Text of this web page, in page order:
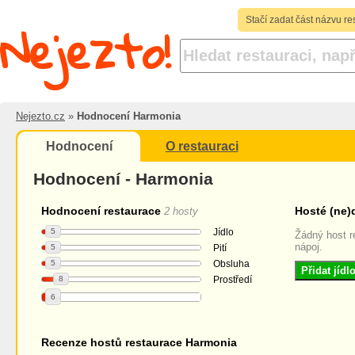
Stačí zadat část názvu
Nejezto!
Nejezto.cz » Hodnocení Harmonia
Hodnocení O restauraci
Hodnocení - Harmonia
Hodnocení restaurace 2 hosty
5 Jídlo
5 Pití
5 Obsluha
8 Prostředí
6
Hosté
Žádný host
nápoj.
Přidat
Recenze hostů restaurace Harmonia